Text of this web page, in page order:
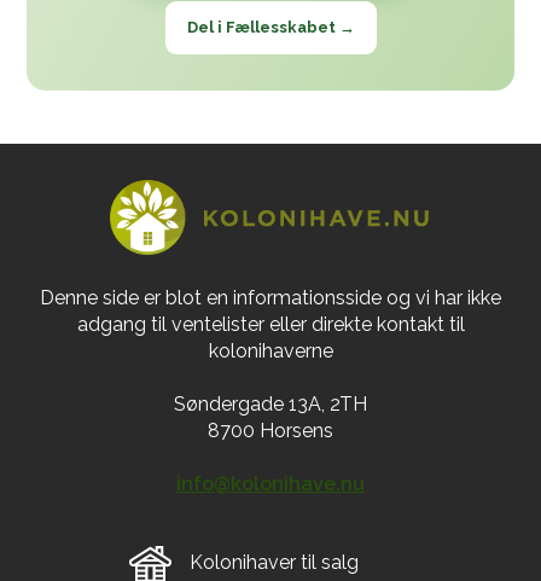
Del i Fællesskabet →
Denne side er blot en informationsside og vi har ikke
adgang til ventelister eller direkte kontakt til
kolonihaverne
Søndergade 13A, 2TH
8700 Horsens
info@kolonihave.nu
Kolonihaver til salg